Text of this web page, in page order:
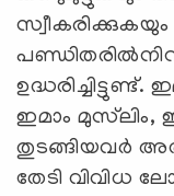
ഇമാം മുസ്‌ലിം,
തുടങ്ങിയവര്‍
തേടി വിവിധ